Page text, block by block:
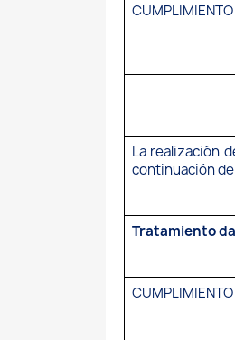
La realización
continuación
Tratamiento